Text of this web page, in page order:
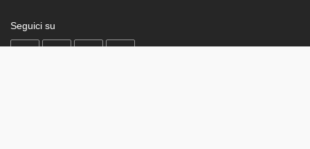
Seguici su
on
on
on
on